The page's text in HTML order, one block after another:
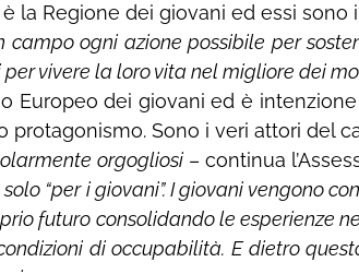
è la Regione dei giovani ed essi
campo ogni azione possibile per
vivere la loro vita nel migliore dei
Europeo dei giovani ed è
protagonismo. Sono i veri attori del
orgogliosi– continua
solo “per i giovani”. I giovani vengono
futuro consolidando le esperienze
di occupabilità. E dietro